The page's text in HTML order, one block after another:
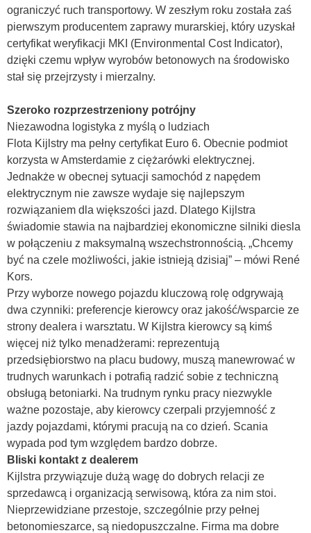
ograniczyć ruch transportowy. W zeszłym roku została zaś
pierwszym producentem zaprawy murarskiej, który uzyskał
certyfikat weryfikacji MKI (Environmental Cost Indicator),
dzięki czemu wpływ wyrobów betonowych na środowisko
stał się przejrzysty i mierzalny.
Szeroko rozprzestrzeniony potrójny
Niezawodna logistyka z myślą o ludziach
Flota Kijlstry ma pełny certyfikat Euro 6. Obecnie podmiot
korzysta w Amsterdamie z ciężarówki elektrycznej.
Jednakże w obecnej sytuacji samochód z napędem
elektrycznym nie zawsze wydaje się najlepszym
rozwiązaniem dla większości jazd. Dlatego Kijlstra
świadomie stawia na najbardziej ekonomiczne silniki diesla
w połączeniu z maksymalną wszechstronnością. „Chcemy
być na czele możliwości, jakie istnieją dzisiaj” – mówi René
Kors.
Przy wyborze nowego pojazdu kluczową rolę odgrywają
dwa czynniki: preferencje kierowcy oraz jakość/wsparcie ze
strony dealera i warsztatu. W Kijlstra kierowcy są kimś
więcej niż tylko menadżerami: reprezentują
przedsiębiorstwo na placu budowy, muszą manewrować w
trudnych warunkach i potrafią radzić sobie z techniczną
obsługą betoniarki. Na trudnym rynku pracy niezwykle
ważne pozostaje, aby kierowcy czerpali przyjemność z
jazdy pojazdami, którymi pracują na co dzień. Scania
wypada pod tym względem bardzo dobrze.
Bliski kontakt z dealerem
Kijlstra przywiązuje dużą wagę do dobrych relacji ze
sprzedawcą i organizacją serwisową, która za nim stoi.
Nieprzewidziane przestoje, szczególnie przy pełnej
betonomieszarce, są niedopuszczalne. Firma ma dobre